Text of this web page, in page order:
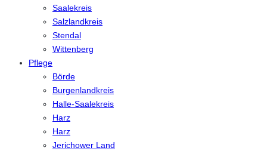
Saalekreis
Salzlandkreis
Stendal
Wittenberg
Pflege
Börde
Burgenlandkreis
Halle-Saalekreis
Harz
Harz
Jerichower Land